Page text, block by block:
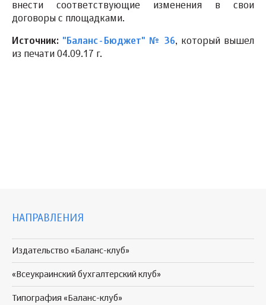
внести соответствующие изменения в свои
договоры с площадками.
Источник: "Баланс-Бюджет" № 36, который вышел
из печати 04.09.17 г.
НАПРАВЛЕНИЯ
Издательство «Баланс-клуб»
«Всеукраинский бухгалтерский клуб»
Типография «Баланс-клуб»